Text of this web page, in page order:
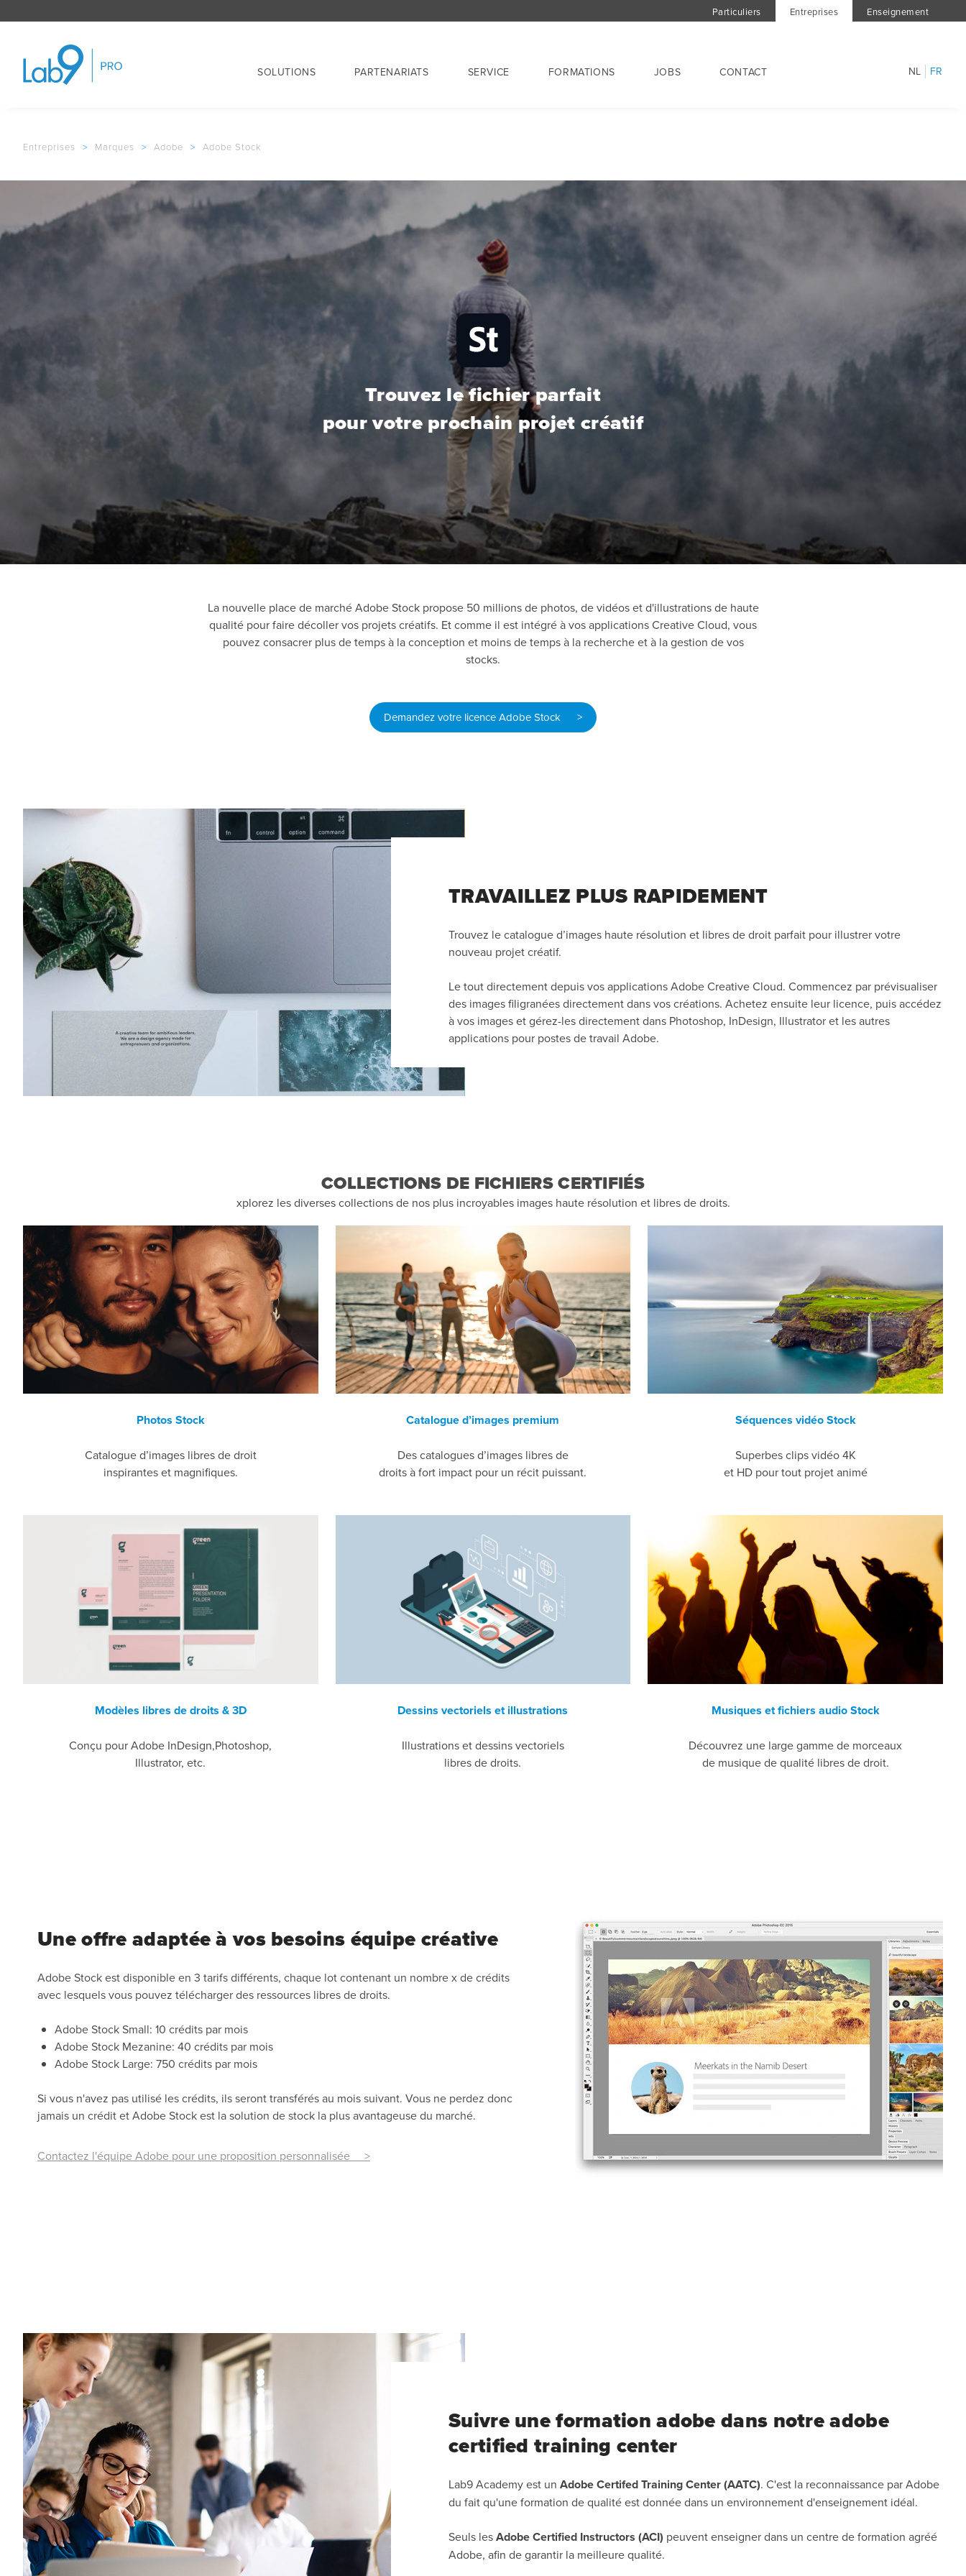
Particuliers Entreprises Enseignement
SOLUTIONS PARTENARIATS SERVICE FORMATIONS JOBS CONTACT NL FR
Entreprises > Marques > Adobe > Adobe Stock
Trouvez le fichier parfait
pour votre prochain projet créatif
La nouvelle place de marché Adobe Stock propose 50 millions de photos, de vidéos et d'illustrations de haute
qualité pour faire décoller vos projets créatifs. Et comme il est intégré à vos applications Creative Cloud, vous
pouvez consacrer plus de temps à la conception et moins de temps à la recherche et à la gestion de vos
stocks.
Demandez votre licence Adobe Stock >
TRAVAILLEZ PLUS RAPIDEMENT
Trouvez le catalogue d’images haute résolution et libres de droit parfait pour illustrer votre
nouveau projet créatif.
Le tout directement depuis vos applications Adobe Creative Cloud. Commencez par prévisualiser
des images filigranées directement dans vos créations. Achetez ensuite leur licence, puis accédez
à vos images et gérez-les directement dans Photoshop, InDesign, Illustrator et les autres
applications pour postes de travail Adobe.
COLLECTIONS DE FICHIERS CERTIFIÉS
xplorez les diverses collections de nos plus incroyables images haute résolution et libres de droits.
Photos Stock
Catalogue d’images libres de droit
inspirantes et magnifiques.
Modèles libres de droits & 3D
Conçu pour Adobe InDesign,Photoshop,
Illustrator, etc.
Catalogue d’images premium
Des catalogues d’images libres de
droits à fort impact pour un récit puissant.
Dessins vectoriels et illustrations
Illustrations et dessins vectoriels
libres de droits.
Séquences vidéo Stock
Superbes clips vidéo 4K
et HD pour tout projet animé
Musiques et fichiers audio Stock
Découvrez une large gamme de morceaux
de musique de qualité libres de droit.
Une offre adaptée à vos besoins équipe créative
Adobe Stock est disponible en 3 tarifs différents, chaque lot contenant un nombre x de crédits
avec lesquels vous pouvez télécharger des ressources libres de droits.
Adobe Stock Small: 10 crédits par mois
Adobe Stock Mezanine: 40 crédits​​​​​​​ par mois
Adobe Stock Large: 750 crédits​​​​​​​ par mois
Si vous n'avez pas utilisé les crédits, ils seront transférés au mois suivant. Vous ne perdez donc
jamais un crédit et Adobe Stock est la solution de stock la plus avantageuse du marché.
Contactez l'équipe Adobe pour une proposition personnalisée >
Suivre une formation adobe dans notre adobe
certified training center
Lab9 Academy est un Adobe Certifed Training Center (AATC). C'est la reconnaissance par Adobe
du fait qu'une formation de qualité est donnée dans un environnement d'enseignement idéal.
Seuls lesAdobe Certified Instructors (ACI) peuvent enseigner dans un centre de formation agréé
Adobe, afin de garantir la meilleure qualité.